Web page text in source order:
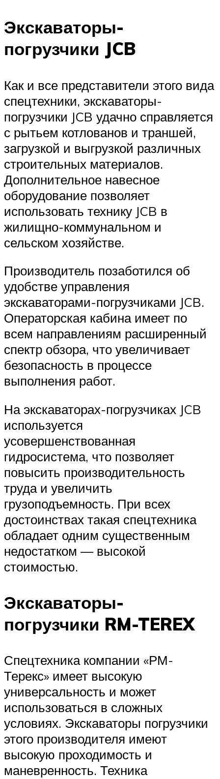
Экскаваторы-
погрузчики JCB
Как и все представители этого вида
спецтехники, экскаваторы-
погрузчики JCB удачно справляется
с рытьем котлованов и траншей,
загрузкой и выгрузкой различных
строительных материалов.
Дополнительное навесное
оборудование позволяет
использовать технику JCB в
жилищно-коммунальном и
сельском хозяйстве.
Производитель позаботился об
удобстве управления
экскаваторами-погрузчиками JCB.
Операторская кабина имеет по
всем направлениям расширенный
спектр обзора, что увеличивает
безопасность в процессе
выполнения работ.
На экскаваторах-погрузчиках JCB
используется
усовершенствованная
гидросистема, что позволяет
повысить производительность
труда и увеличить
грузоподъемность. При всех
достоинствах такая спецтехника
обладает одним существенным
недостатком — высокой
стоимостью.
Экскаваторы-
погрузчики RM-TEREX
Спецтехника компании «РМ-
Терекс» имеет высокую
универсальность и может
использоваться в сложных
условиях. Экскаваторы погрузчики
этого производителя имеют
высокую проходимость и
маневренность. Техника